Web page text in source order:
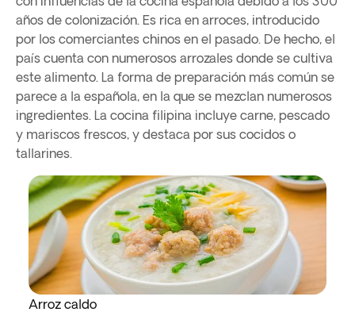
años de colonización. Es rica en arroces, introducido
por los comerciantes chinos en el pasado. De hecho, el
país cuenta con numerosos arrozales donde se cultiva
este alimento. La forma de preparación más común se
parece a la española, en la que se mezclan numerosos
ingredientes. La cocina filipina incluye carne, pescado
y mariscos frescos, y destaca por sus cocidos o
tallarines.
Arroz caldo